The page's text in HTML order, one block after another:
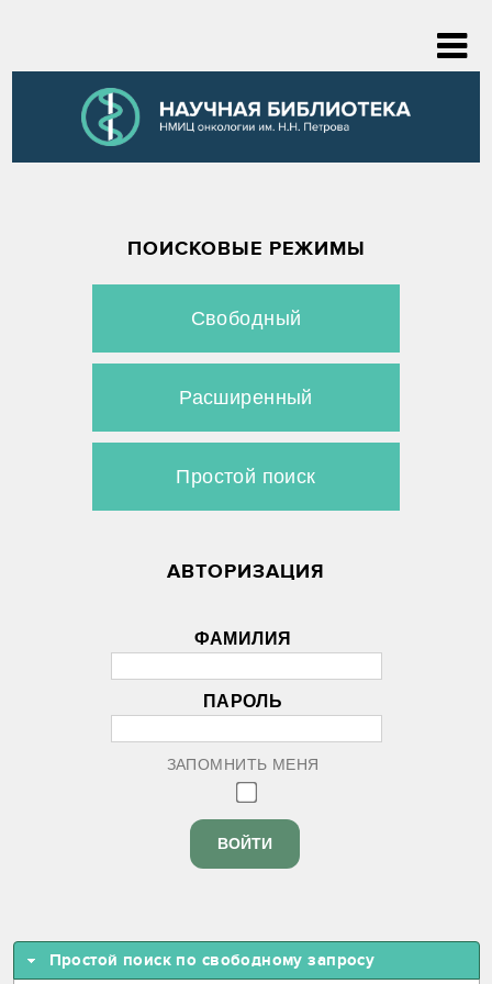
ПОИСКОВЫЕ РЕЖИМЫ
Свободный
Расширенный
Простой поиск
АВТОРИЗАЦИЯ
ФАМИЛИЯ
ПАРОЛЬ
ЗАПОМНИТЬ МЕНЯ
Простой поиск по свободному запросу